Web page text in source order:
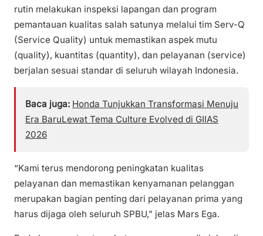
rutin melakukan inspeksi lapangan dan program
pemantauan kualitas salah satunya melalui tim Serv-Q
(Service Quality) untuk memastikan aspek mutu
(quality), kuantitas (quantity), dan pelayanan (service)
berjalan sesuai standar di seluruh wilayah Indonesia.
Baca juga: Honda Tunjukkan Transformasi Menuju
Era BaruLewat Tema Culture Evolved di GIIAS
2026
“Kami terus mendorong peningkatan kualitas
pelayanan dan memastikan kenyamanan pelanggan
merupakan bagian penting dari pelayanan prima yang
harus dijaga oleh seluruh SPBU,” jelas Mars Ega.